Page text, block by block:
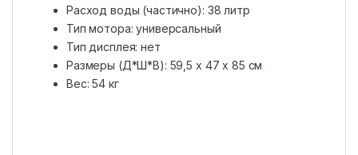
Расход воды (частично): 38 литр
Тип мотора: универсальный
Тип дисплея: нет
Размеры (Д*Ш*B): 59,5 x 47 x 85 см
Вес: 54 кг